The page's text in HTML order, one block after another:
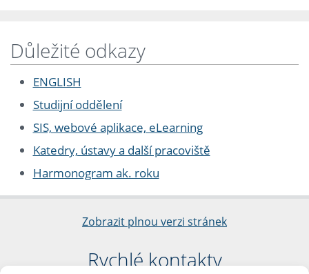
Důležité odkazy
ENGLISH
Studijní oddělení
SIS, webové aplikace, eLearning
Katedry, ústavy a další pracoviště
Harmonogram ak. roku
Zobrazit plnou verzi stránek
Rychlé kontakty